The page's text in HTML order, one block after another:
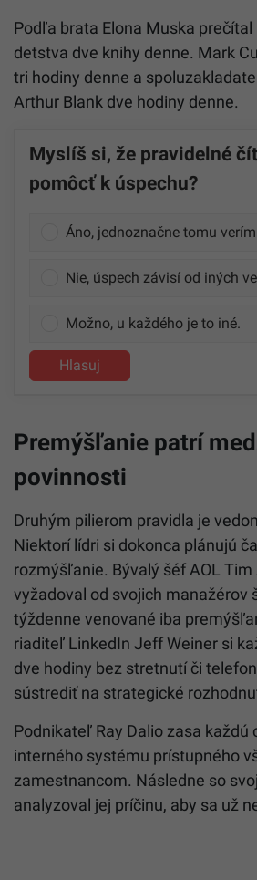
Podľa brata Elona Muska
detstva dve knihy denne. Mark
tri hodiny denne a
Arthur Blank dve hodiny denne.
Myslíš si, že pravidelné
pomôcť k úspechu?
Áno, jednoznačne tomu
Nie, úspech závisí od iných
Možno, u každého je to iné.
Hlasuj
Premýšľanie patrí
povinnosti
Druhým pilierom pravidla je
Niektorí lídri si dokonca plánujú
rozmýšľanie. Bývalý šéf AOL
vyžadoval od svojich manažérov
týždenne venované iba
riaditeľ LinkedIn Jeff Weiner si
dve hodiny bez stretnutí či
sústrediť na strategické
Podnikateľ Ray Dalio zasa každú
interného systému prístupného
zamestnancom. Následne so
analyzoval jej príčinu, aby sa už